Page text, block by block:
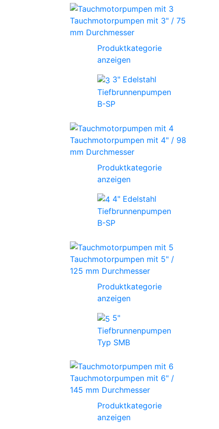
Tauchmotorpumpen mit 3" / 75
mm Durchmesser
Produktkategorie
anzeigen
3" Edelstahl
Tiefbrunnenpumpen
B-SP
Tauchmotorpumpen mit 4" / 98
mm Durchmesser
Produktkategorie
anzeigen
4" Edelstahl
Tiefbrunnenpumpen
B-SP
Tauchmotorpumpen mit 5" /
125 mm Durchmesser
Produktkategorie
anzeigen
5"
Tiefbrunnenpumpen
Typ SMB
Tauchmotorpumpen mit 6" /
145 mm Durchmesser
Produktkategorie
anzeigen